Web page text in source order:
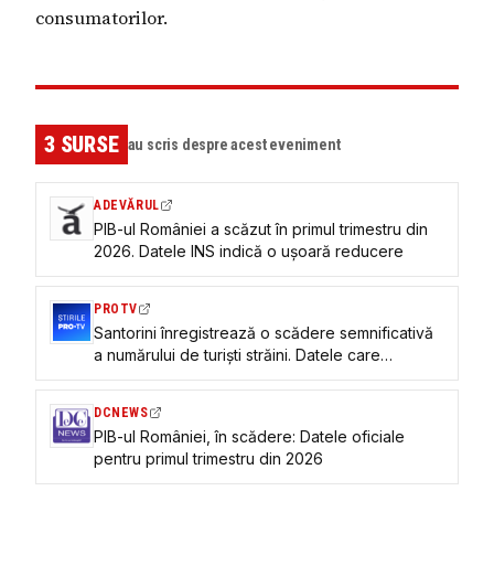
consumatorilor.
3SURSE au scris despre acest eveniment
ADEVĂRUL
PIB-ul României a scăzut în primul trimestru din
2026. Datele INS indică o ușoară reducere
PROTV
Santorini înregistrează o scădere semnificativă
a numărului de turiști străini. Datele care
îngrijorează hotelierii
DCNEWS
PIB-ul României, în scădere: Datele oficiale
pentru primul trimestru din 2026